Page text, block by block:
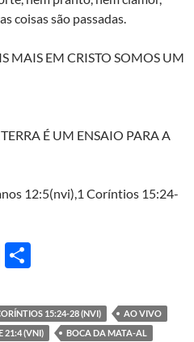
coisas são passadas.
MAIS EM CRISTO SOMOS UM
É UM ENSAIO PARA A
12:5(nvi),1 Coríntios 15:24-
T
ar
e
15:24-28 (NVI)
AO VIVO
21:4 (VNI)
BOCA DA MATA-AL